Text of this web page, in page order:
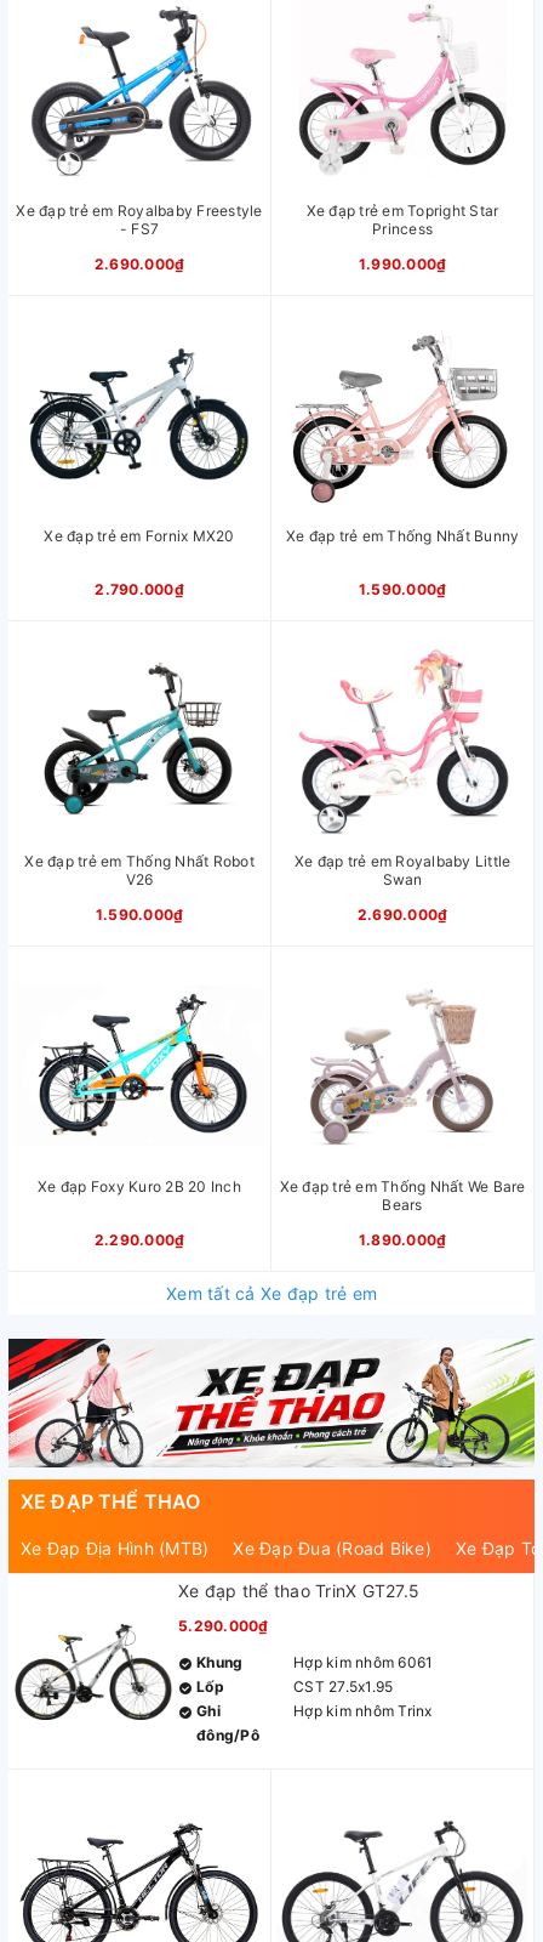
Vành
Có độ chính xác cao
Lốp
Cao su bản rộng giúp bám đường
tốt, vận hành êm ái.
Xích, líp
Có độ chính xác và độ bền cao
Phụ kiện
kèm theo
Giỏ xe, bánh phụ, baga sau
Xuất xứ
Đài Loan
phù hợp
Xe đạp trẻ em Royalbaby Freestyle
- FS7
2.690.000₫
Xe đạp trẻ em Topright Star
Princess
1.990.000₫
Xe đạp trẻ em Fornix MX20
2.790.000₫
Xe đạp trẻ em Thống Nhất Bunny
1.590.000₫
Xe đạp trẻ em Thống Nhất Robot
V26
1.590.000₫
Xe đạp trẻ em Royalbaby Little
Swan
2.690.000₫
Xe đạp Foxy Kuro 2B 20 Inch
2.290.000₫
Xe đạp trẻ em Thống Nhất We Bare
Bears
1.890.000₫
Xem tất cả Xe đạp trẻ em
XE ĐẠP THỂ THAO
Xe Đạp Địa Hình (MTB) Xe Đạp Đua (Road Bike) Xe Đạp
Xe đạp thể thao TrinX GT27.5
5.290.000₫
Khung
Hợp kim nhôm 6061
Lốp
CST 27.5x1.95
Ghi
đông/Pô
Hợp kim nhôm Trinx
động
Đùi đĩa
Trinx 24/34/42T
Trục giữa
Bạc đạn
Phanh
Phanh đĩa cơ thể thao
Vành
Hợp kim nhôm 2 lớp Trinx